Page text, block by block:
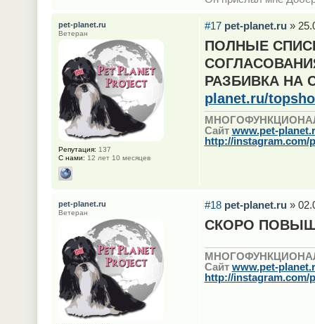
#17 pet-planet.ru »
ПОЛНЫЕ
РАЗБИВКА НА
planet.ru/
Сайт www.pet-
http://instagram.com/
pet-planet.ru
Ветеран
Репутация: 137
С нами: 12 лет 10 месяцев
#18 pet-planet.ru »
СКОРО
Сайт www.pet-
http://instagram.com/
pet-planet.ru
Ветеран